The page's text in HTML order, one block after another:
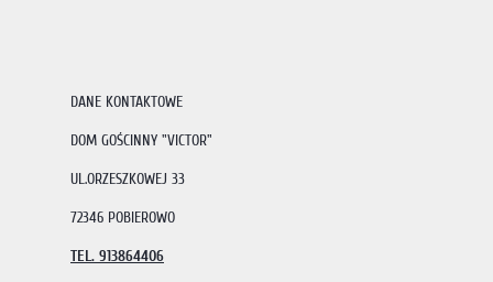
DANE KONTAKTOWE
DOM GOŚCINNY "VICTOR"
UL.ORZESZKOWEJ 33
72346 POBIEROWO
TEL. 913864406